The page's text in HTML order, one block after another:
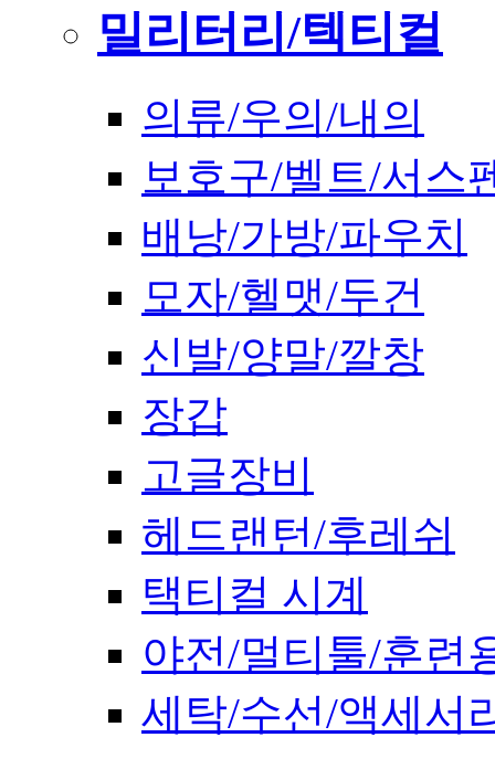
밀리터리/텍티컬
의류/우의/내의
보호구/벨트/서스
배낭/가방/파우치
모자/헬맷/두건
신발/양말/깔창
장갑
고글장비
헤드랜턴/후레쉬
택티컬 시계
야전/멀티툴/훈련
세탁/수선/액세서